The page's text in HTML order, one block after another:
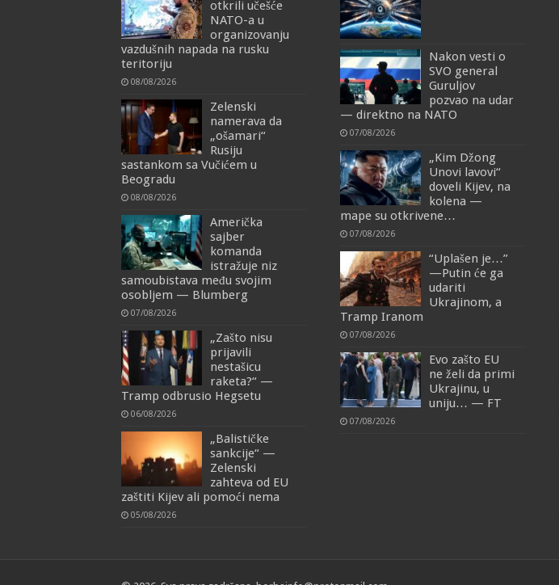
otkrili učešće
NATO-a u
organizovanju
vazdušnih napada na rusku
teritoriju
08/08/2026
Zelenski
namerava da
„ošamari“
Rusiju
sastankom sa Vučićem u
Beogradu
08/08/2026
Američka
sajber
komanda
istražuje niz
samoubistava među svojim
osobljem — Blumberg
07/08/2026
„Zašto nisu
prijavili
nestašicu
raketa?“ —
Tramp odbrusio Hegsetu
06/08/2026
„Balističke
sankcije“ —
Zelenski
zahteva od EU
zaštiti Kijev ali pomoći nema
05/08/2026
Nakon vesti o
SVO general
Guruljov
pozvao na udar
— direktno na NATO
07/08/2026
„Kim Džong
Unovi lavovi“
doveli Kijev, na
kolena —
mape su otkrivene…
07/08/2026
“Uplašen je…”
—Putin će ga
udariti
Ukrajinom, a
Tramp Iranom
07/08/2026
Evo zašto EU
ne želi da primi
Ukrajinu, u
uniju… — FT
07/08/2026